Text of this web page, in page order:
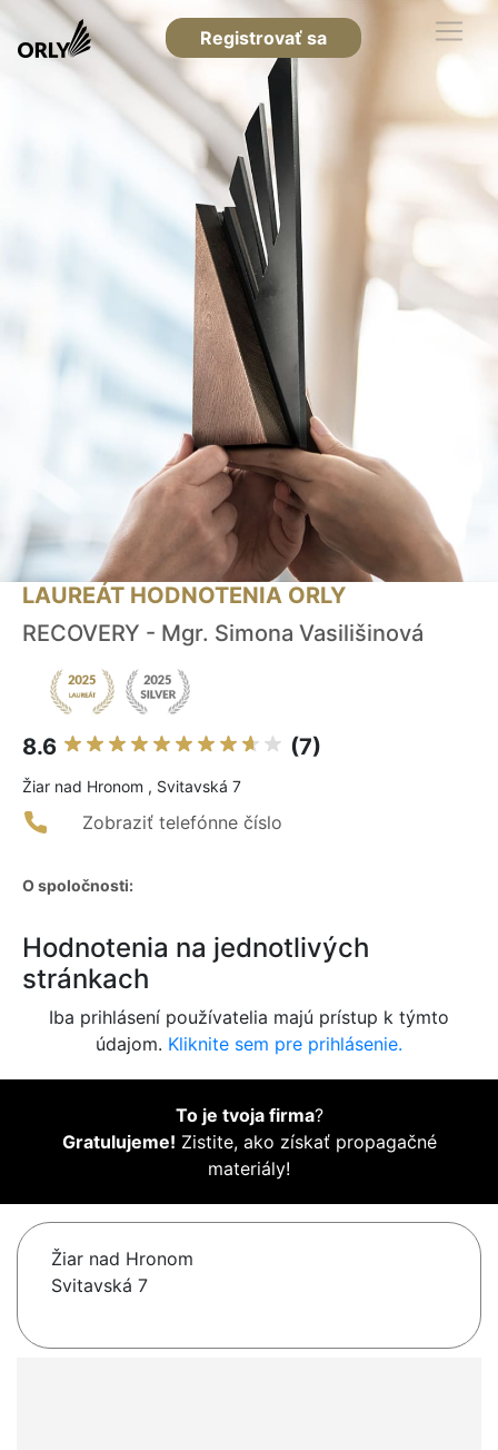
Registrovať sa
LAUREÁT HODNOTENIA ORLY
RECOVERY - Mgr. Simona Vasilišinová
8.6 (7)
Žiar nad Hronom , Svitavská 7
Zobraziť telefónne číslo
O spoločnosti:
Hodnotenia na jednotlivých
stránkach
Iba prihlásení používatelia majú prístup k týmto
údajom. Kliknite sem pre prihlásenie.
To je tvoja firma?
Gratulujeme! Zistite, ako získať propagačné
materiály!
Žiar nad Hronom
Svitavská 7